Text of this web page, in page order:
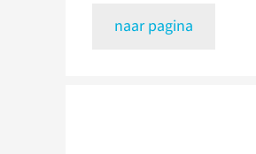
naar pagina